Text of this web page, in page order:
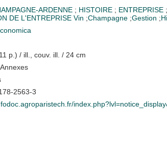
ARDENNE ; HISTOIRE ; ENTREPRISE ;
DE L'ENTREPRISE Vin ;Champagne ;Gestion ;
p.) / ill., couv. ill. / 24 cm
2563-3